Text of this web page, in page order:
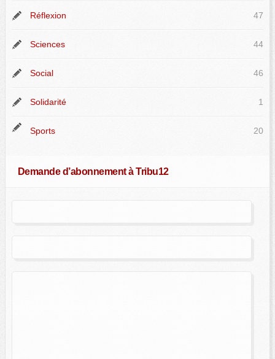
Réflexion 47
Sciences 44
Social 46
Solidarité 1
Sports 20
Demande d’abonnement à Tribu12